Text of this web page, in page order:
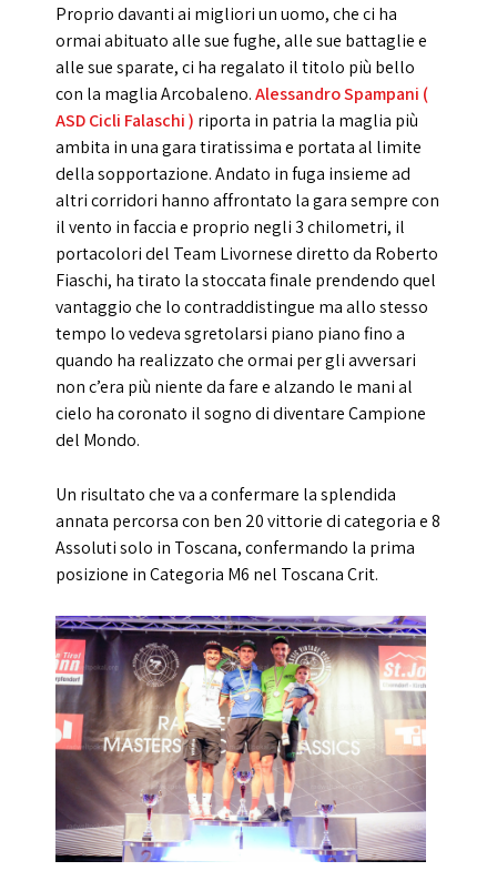
Proprio davanti ai migliori un uomo, che ci ha
ormai abituato alle sue fughe, alle sue battaglie e
alle sue sparate, ci ha regalato il titolo più bello
con la maglia Arcobaleno.Alessandro Spampani (
ASD Cicli Falaschi ) riporta in patria la maglia più
ambita in una gara tiratissima e portata al limite
della sopportazione. Andato in fuga insieme ad
altri corridori hanno affrontato la gara sempre con
il vento in faccia e proprio negli 3 chilometri, il
portacolori del Team Livornese diretto da Roberto
Fiaschi, ha tirato la stoccata finale prendendo quel
vantaggio che lo contraddistingue ma allo stesso
tempo lo vedeva sgretolarsi piano piano fino a
quando ha realizzato che ormai per gli avversari
non c’era più niente da fare e alzando le mani al
cielo ha coronato il sogno di diventare Campione
del Mondo.
Un risultato che va a confermare la splendida
annata percorsa con ben 20 vittorie di categoria e 8
Assoluti solo in Toscana, confermando la prima
posizione in Categoria M6 nel Toscana Crit.